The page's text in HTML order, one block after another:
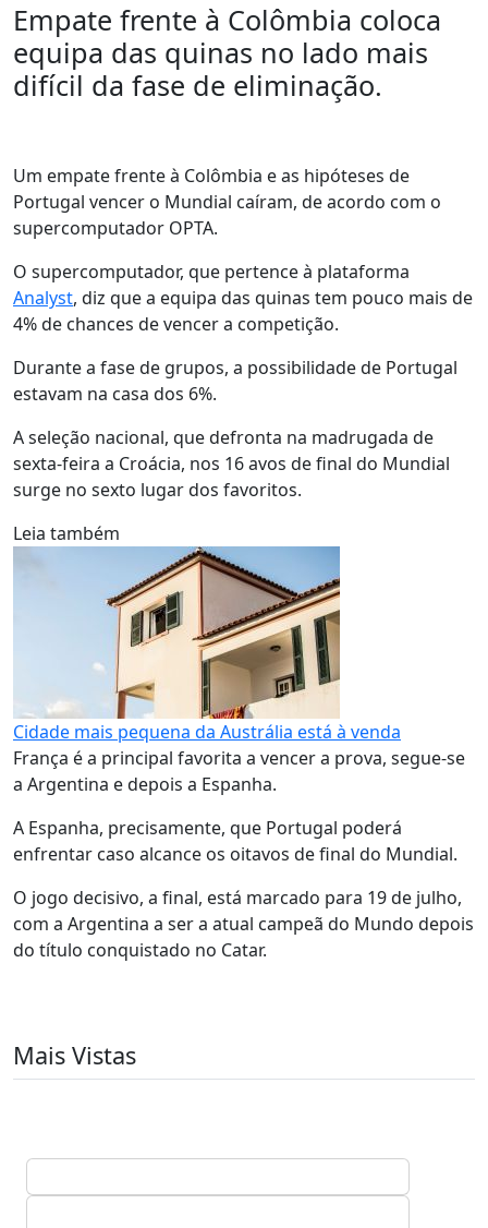
Empate frente à Colômbia coloca
equipa das quinas no lado mais
difícil da fase de eliminação.
Um empate frente à Colômbia e as hipóteses de
Portugal vencer o Mundial caíram, de acordo com o
supercomputador OPTA.
O supercomputador, que pertence à plataforma
Analyst, diz que a equipa das quinas tem pouco mais de
4% de chances de vencer a competição.
Durante a fase de grupos, a possibilidade de Portugal
estavam na casa dos 6%.
A seleção nacional, que defronta na madrugada de
sexta-feira a Croácia, nos 16 avos de final do Mundial
surge no sexto lugar dos favoritos.
Leia também
Cidade mais pequena da Austrália está à venda
França é a principal favorita a vencer a prova, segue-se
a Argentina e depois a Espanha.
A Espanha, precisamente, que Portugal poderá
enfrentar caso alcance os oitavos de final do Mundial.
O jogo decisivo, a final, está marcado para 19 de julho,
com a Argentina a ser a atual campeã do Mundo depois
do título conquistado no Catar.
Mais Vistas